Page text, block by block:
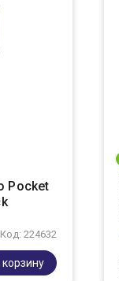
Pocket
Код: 224632